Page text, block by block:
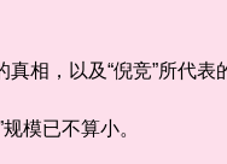
，以及“倪竞”所代表
模已不算小。